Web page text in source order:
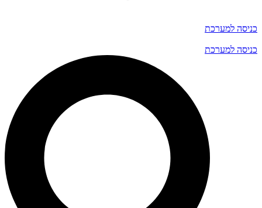
כניסה למערכת
כניסה למערכת